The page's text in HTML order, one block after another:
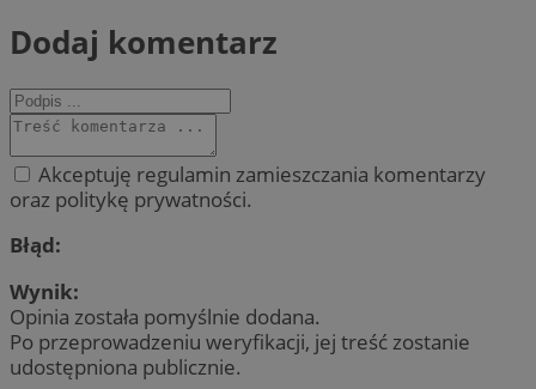
Dodaj komentarz
Akceptuję regulamin zamieszczania komentarzy
oraz politykę prywatności.
Błąd:
Wynik:
Opinia została pomyślnie dodana.
Po przeprowadzeniu weryfikacji, jej treść zostanie
udostępniona publicznie.